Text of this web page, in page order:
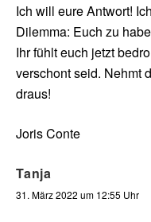
Ich will eure Antwort!
Dilemma: Euch zu
Ihr fühlt euch jetzt
verschont seid. Nehmt
draus!
Joris Conte
Tanja
31. März 2022 um 12:55 Uhr